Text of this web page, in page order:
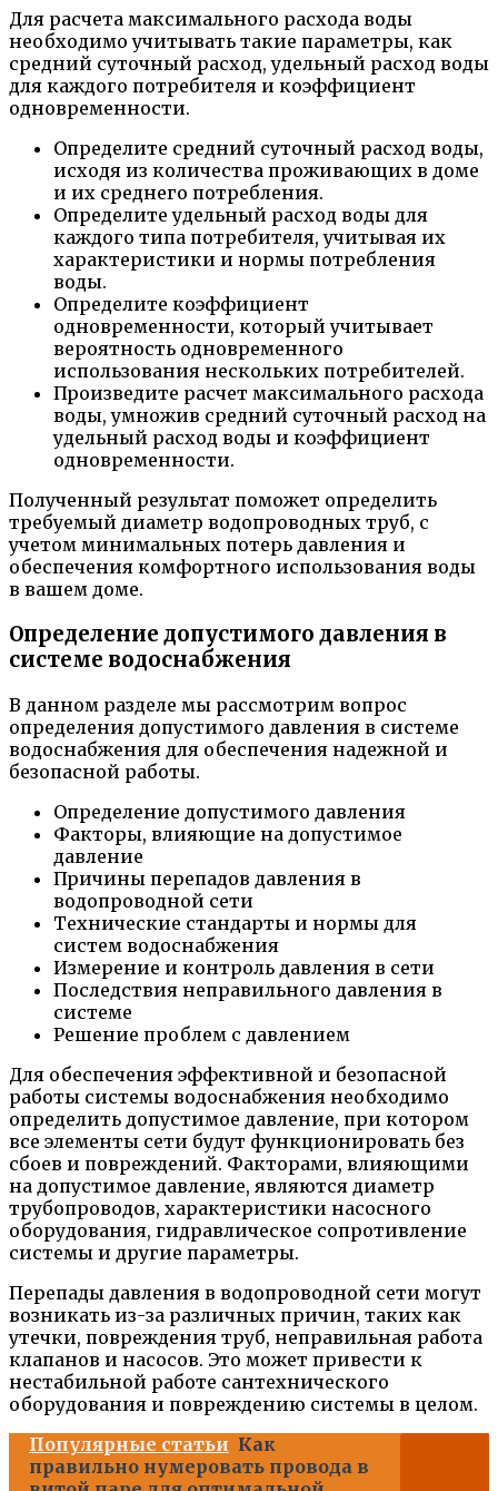
Для расчета максимального расхода воды
необходимо учитывать такие параметры, как
средний суточный расход, удельный расход воды
для каждого потребителя и коэффициент
одновременности.
Определите средний суточный расход воды,
исходя из количества проживающих в доме
и их среднего потребления.
Определите удельный расход воды для
каждого типа потребителя, учитывая их
характеристики и нормы потребления
воды.
Определите коэффициент
одновременности, который учитывает
вероятность одновременного
использования нескольких потребителей.
Произведите расчет максимального расхода
воды, умножив средний суточный расход на
удельный расход воды и коэффициент
одновременности.
Полученный результат поможет определить
требуемый диаметр водопроводных труб, с
учетом минимальных потерь давления и
обеспечения комфортного использования воды
в вашем доме.
Определение допустимого давления в
системе водоснабжения
В данном разделе мы рассмотрим вопрос
определения допустимого давления в системе
водоснабжения для обеспечения надежной и
безопасной работы.
Определение допустимого давления
Факторы, влияющие на допустимое
давление
Причины перепадов давления в
водопроводной сети
Технические стандарты и нормы для
систем водоснабжения
Измерение и контроль давления в сети
Последствия неправильного давления в
системе
Решение проблем с давлением
Для обеспечения эффективной и безопасной
работы системы водоснабжения необходимо
определить допустимое давление, при котором
все элементы сети будут функционировать без
сбоев и повреждений. Факторами, влияющими
на допустимое давление, являются диаметр
трубопроводов, характеристики насосного
оборудования, гидравлическое сопротивление
системы и другие параметры.
Перепады давления в водопроводной сети могут
возникать из-за различных причин, таких как
утечки, повреждения труб, неправильная работа
клапанов и насосов. Это может привести к
нестабильной работе сантехнического
оборудования и повреждению системы в целом.
Популярные статьи Как
правильно нумеровать провода в